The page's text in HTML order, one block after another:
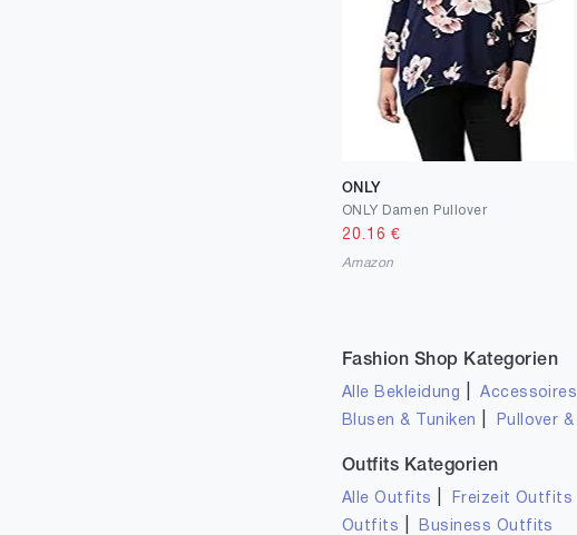
ONLY
ONLY Damen Pullover
20.16 €
Amazon
Fashion Shop Kategorien
Alle Bekleidung |Accessoires
Blusen & Tuniken Pullover
Outfits Kategorien
Alle Outfits Freizeit Outfits
Outfits
Business Outfits